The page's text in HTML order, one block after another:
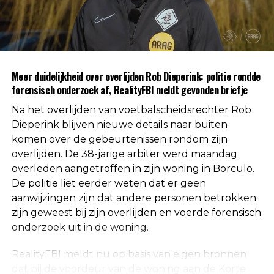
gevonden voor betrokkenheid van andere
personen. Daarmee is die mogelijkheid volgens de
autoriteiten uitgesloten.
worden geen verdere mededelingen gedaan over
de doodsoorzaak.
Een vaste waarde in de Nederlandse
arbitrage
Met het overlijden van Rob Dieperink verliest het
Nederlandse voetbal een scheidsrechter die
jarenlang actief was op het hoogste niveau.
Dieperink begon al op jonge leeftijd met fluiten in
het amateurvoetbal en werkte zich stap voor stap
Meer duidelijkheid over overlijden Rob Dieperink: politie rondde
forensisch onderzoek af, RealityFBI meldt gevonden briefje
Na het overlijden van voetbalscheidsrechter Rob
Dieperink blijven nieuwe details naar buiten
komen over de gebeurtenissen rondom zijn
overlijden. De 38-jarige arbiter werd maandag
overleden aangetroffen in zijn woning in Borculo.
De politie liet eerder weten dat er geen
aanwijzingen zijn dat andere personen betrokken
zijn geweest bij zijn overlijden en voerde forensisch
onderzoek uit in de woning.
RealityFBI meldt nu op basis van eigen bronnen